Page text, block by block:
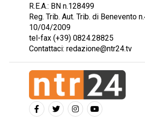
R.E.A.: BN n.128499
Reg. Trib. Aut. Trib. di Benevento
10/04/2009
tel-fax (+39) 0824.28825
Contattaci: redazione@ntr24.tv